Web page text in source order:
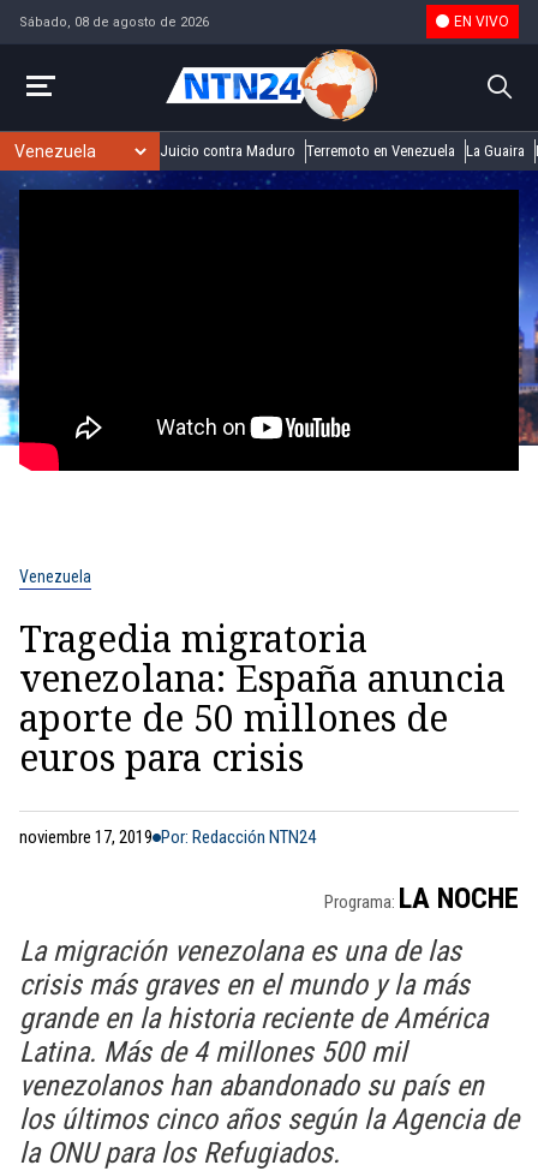
Sábado, 08 de agosto de 2026 EN VIVO
Juicio contra Maduro Terremoto en Venezuela La Guaira
Venezuela
Tragedia migratoria
venezolana: España anuncia
aporte de 50 millones de
euros para crisis
noviembre 17, 2019 Por: Redacción NTN24
Programa: LA NOCHE
La migración venezolana es una de las
crisis más graves en el mundo y la más
grande en la historia reciente de América
Latina. Más de 4 millones 500 mil
venezolanos han abandonado su país en
los últimos cinco años según la Agencia de
la ONU para los Refugiados.